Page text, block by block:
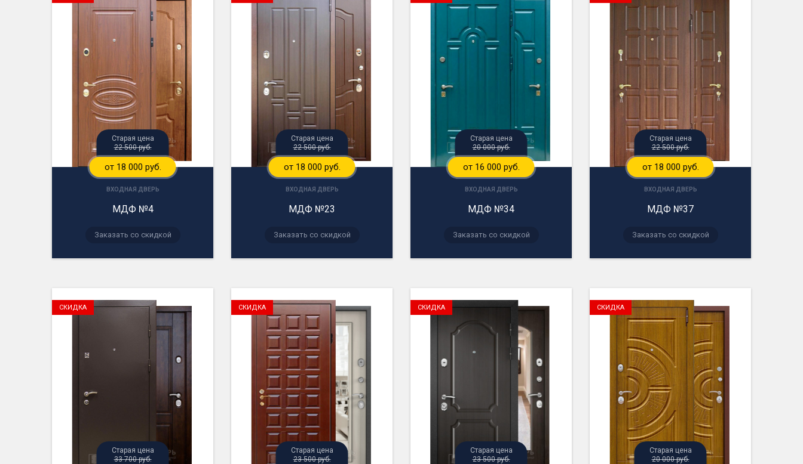
Старая цена
22 500 руб.
от 18 000 руб.
ВХОДНАЯ ДВЕРЬ
МДФ №4
Заказать со скидкой
Старая цена
22 500 руб.
от 18 000 руб.
ВХОДНАЯ ДВЕРЬ
МДФ №23
Заказать со скидкой
Старая цена
20 000 руб.
от 16 000 руб.
ВХОДНАЯ ДВЕРЬ
МДФ №34
Заказать со скидкой
Старая цена
22 500 руб.
от 18 000 руб.
ВХОДНАЯ ДВЕРЬ
МДФ №37
Заказать со скидкой
СКИДКА
Старая цена
33 700 руб.
СКИДКА
Старая цена
23 500 руб.
СКИДКА
Старая цена
23 500 руб.
СКИДКА
Старая цена
20 000 руб.